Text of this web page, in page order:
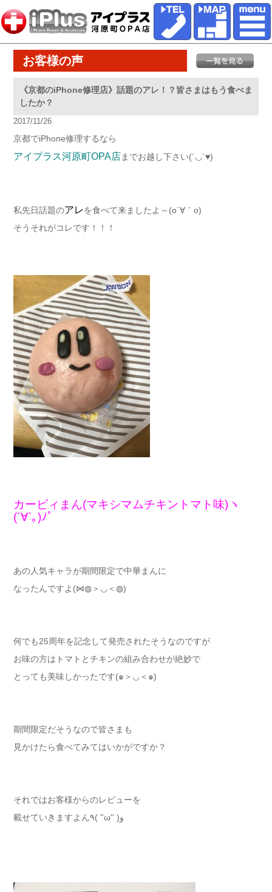
お客様の声
《京都のiPhone修理店》話題のアレ！？皆さまはもう食べま
したか？
2017/11/26
京都でiPhone修理するなら
アイプラス河原町OPA店までお越し下さい(´◡`♥)
私先日話題のアレを食べて来ましたよ～(o´∀｀o)
そうそれがコレです！！！
カービィまん(マキシマムチキントマト味)ヽ
(´∀`｡)ﾉﾟ
あの人気キャラが期間限定で中華まんに
なったんですよ(⋈◍＞◡＜◍)
何でも25周年を記念して発売されたそうなのですが
お味の方はトマトとチキンの組み合わせが絶妙で
とっても美味しかったです(๑＞◡＜๑)
期間限定だそうなので皆さまも
見かけたら食べてみてはいかがですか？
それではお客様からのレビューを
載せていきますよん٩( ''ω'' )و